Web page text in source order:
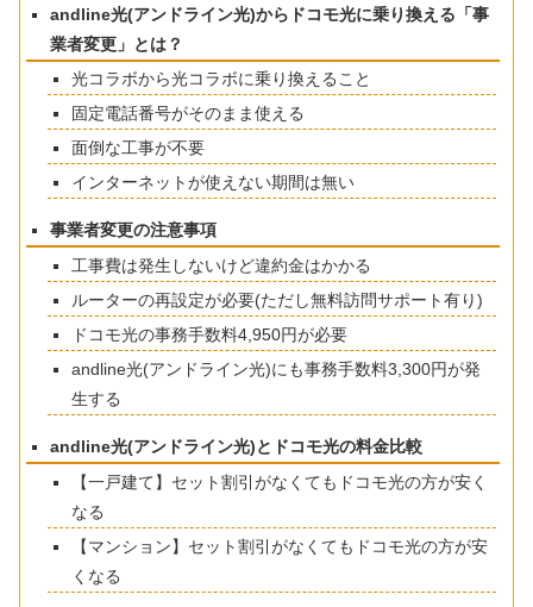
andline光(アンドライン光)からドコモ光に乗り換える「事
業者変更」とは？
光コラボから光コラボに乗り換えること
固定電話番号がそのまま使える
面倒な工事が不要
インターネットが使えない期間は無い
事業者変更の注意事項
工事費は発生しないけど違約金はかかる
ルーターの再設定が必要(ただし無料訪問サポート有り)
ドコモ光の事務手数料4,950円が必要
andline光(アンドライン光)にも事務手数料3,300円が発
生する
andline光(アンドライン光)とドコモ光の料金比較
【一戸建て】セット割引がなくてもドコモ光の方が安く
なる
【マンション】セット割引がなくてもドコモ光の方が安
くなる